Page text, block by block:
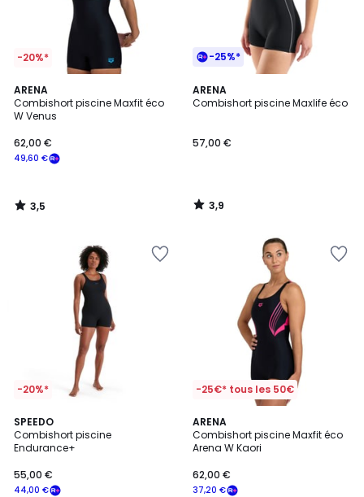
-20%*
ARENA
Combishort piscine Maxfit éco
W Venus
€
souscrivez
notre
programme
49,60 €
62,00 €
3,5
/ 5
3,5
/
-25%*
ARENA
Combishort piscine Maxlife éco
57,00 €
3,9
/ 5
3,9
/
-20%*
SPEEDO
Combishort piscine
Endurance+
44,00 €
55,00 €
5
/
5
-25€* tous les 50€
ARENA
Combishort piscine Maxfit éco
Arena W Kaori
37,20 €
62,00 €
5
/
5